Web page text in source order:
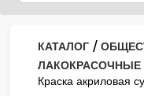
КАТАЛОГ /
Краска акриловая